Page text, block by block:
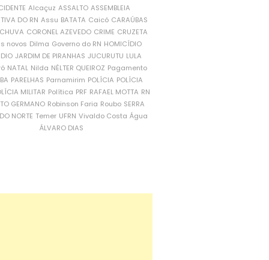
Alcaçuz ASSALTO ASSEMBLEIA
DO RN Assu BATATA Caicó CARAÚBAS
CORONEL AZEVEDO CRIME CRUZETA
novos Dilma Governo do RN HOMICÍDIO
JARDIM DE PIRANHAS JUCURUTU LULA
NATAL Nilda NÉLTER QUEIROZ Pagamento
PARELHAS Parnamirim POLÍCIA POLÍCIA
MILITAR Política PRF RAFAEL MOTTA RN
GERMANO Robinson Faria Roubo SERRA
NORTE Temer UFRN Vivaldo Costa Água
ÁLVARO DIAS